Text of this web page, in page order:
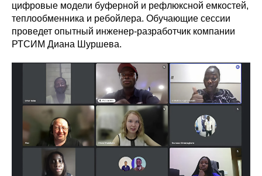
цифровые модели буферной и рефлюксной емкостей,
теплообменника и ребойлера. Обучающие сессии
проведет опытный инженер-разработчик компании
РТСИМ Диана Шуршева.